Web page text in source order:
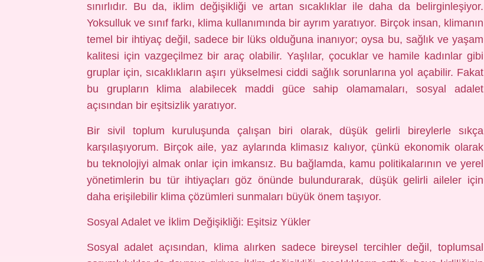
sınırlıdır. Bu da, iklim değişikliği ve artan sıcaklıklar ile daha da belirginleşiyor.
Yoksulluk ve sınıf farkı, klima kullanımında bir ayrım yaratıyor. Birçok insan, klimanın
temel bir ihtiyaç değil, sadece bir lüks olduğuna inanıyor; oysa bu, sağlık ve yaşam
kalitesi için vazgeçilmez bir araç olabilir. Yaşlılar, çocuklar ve hamile kadınlar gibi
gruplar için, sıcaklıkların aşırı yükselmesi ciddi sağlık sorunlarına yol açabilir. Fakat
bu grupların klima alabilecek maddi güce sahip olamamaları, sosyal adalet
açısından bir eşitsizlik yaratıyor.
Bir sivil toplum kuruluşunda çalışan biri olarak, düşük gelirli bireylerle sıkça
karşılaşıyorum. Birçok aile, yaz aylarında klimasız kalıyor, çünkü ekonomik olarak
bu teknolojiyi almak onlar için imkansız. Bu bağlamda, kamu politikalarının ve yerel
yönetimlerin bu tür ihtiyaçları göz önünde bulundurarak, düşük gelirli aileler için
daha erişilebilir klima çözümleri sunmaları büyük önem taşıyor.
Sosyal Adalet ve İklim Değişikliği: Eşitsiz Yükler
Sosyal adalet açısından, klima alırken sadece bireysel tercihler değil, toplumsal